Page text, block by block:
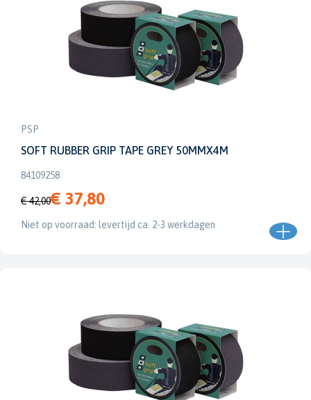
PSP
SOFT RUBBER GRIP TAPE GREY 50MMX4M
84109258
€ 42,00€ 37,80
Niet op voorraad: levertijd ca. 2-3 werkdagen